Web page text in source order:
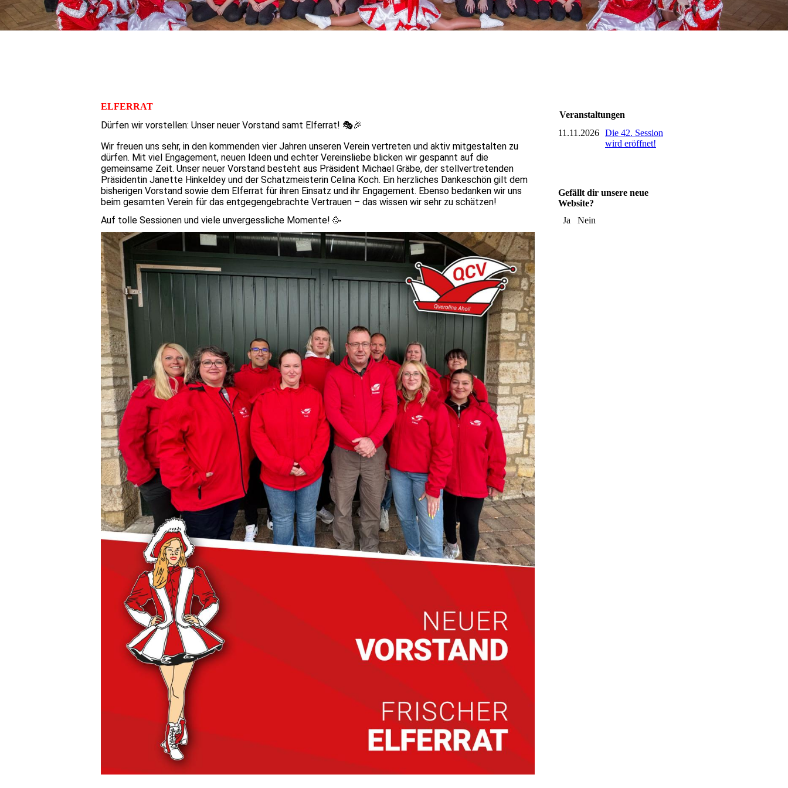
ELFERRAT
Dürfen wir vorstellen: Unser neuer Vorstand samt Elferrat! 🎭🎉
Wir freuen uns sehr, in den kommenden vier Jahren unseren Verein vertreten und aktiv mitgestalten zu
dürfen. Mit viel Engagement, neuen Ideen und echter Vereinsliebe blicken wir gespannt auf die
gemeinsame Zeit. Unser neuer Vorstand besteht aus Präsident Michael Gräbe, der stellvertretenden
Präsidentin Janette Hinkeldey und der Schatzmeisterin Celina Koch. Ein herzliches Dankeschön gilt dem
bisherigen Vorstand sowie dem Elferrat für ihren Einsatz und ihr Engagement. Ebenso bedanken wir uns
beim gesamten Verein für das entgegengebrachte Vertrauen – das wissen wir sehr zu schätzen!
Auf tolle Sessionen und viele unvergessliche Momente! 🥳
Veranstaltungen
11.11.2026 Die 42. Session
wird eröffnet!
Gefällt dir unsere neue
Website?
Ja
Nein